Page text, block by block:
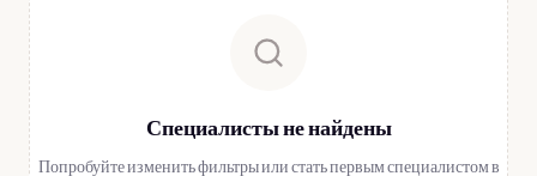
Специалисты не найдены
Попробуйте изменить фильтры или стать первым специалистом в